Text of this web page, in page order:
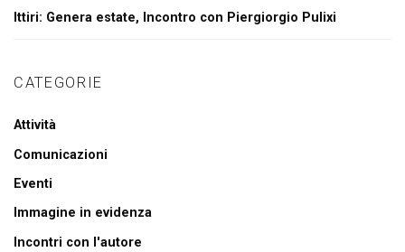
Ittiri: Genera estate, Incontro con Piergiorgio Pulixi
CATEGORIE
Attività
Comunicazioni
Eventi
Immagine in evidenza
Incontri con l'autore